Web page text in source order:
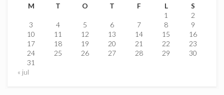
M
T O T F L
S
1
2
3
4 5 6 7 8
9
10
11 12 13 14 15
16
17
18 19 20 21 22
23
24
25 26 27 28 29
30
31
« jul